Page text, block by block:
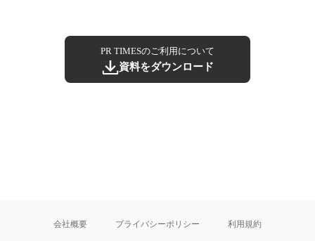
PR TIMESのご利用について
資料をダウンロード
会社概要 プライバシーポリシー 利用規約